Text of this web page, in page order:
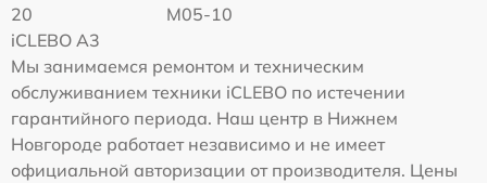
20
M05-10
iCLEBO A3
Мы занимаемся ремонтом и техническим
обслуживанием техники iCLEBO по истечении
гарантийного периода. Наш центр в Нижнем
Новгороде работает независимо и не имеет
официальной авторизации от производителя. Цены